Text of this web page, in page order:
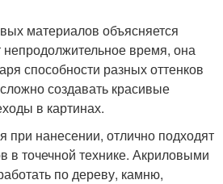
материалов объясняется
непродолжительное время, она
способности разных оттенков
создавать красивые
в картинах.
при нанесении, отлично подходят
в точечной технике. Акриловыми
по дереву, камню,